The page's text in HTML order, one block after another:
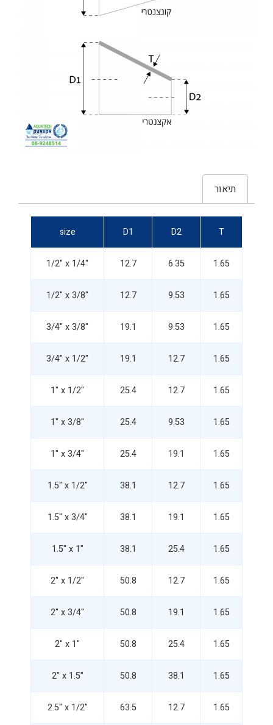
תיאור
T
D2
D1
size
1.65
6.35
12.7
1/2" x 1/4"
1.65
9.53
12.7
1/2" x 3/8"
1.65
9.53
19.1
3/4" x 3/8"
1.65
12.7
19.1
3/4" x 1/2"
1.65
12.7
25.4
1" x 1/2"
1.65
9.53
25.4
1" x 3/8"
1.65
19.1
25.4
1" x 3/4"
1.65
12.7
38.1
1.5" x 1/2"
1.65
19.1
38.1
1.5" x 3/4"
1.65
25.4
38.1
1.5" x 1"
1.65
12.7
50.8
2" x 1/2"
1.65
19.1
50.8
2" x 3/4"
1.65
25.4
50.8
2" x 1"
1.65
38.1
50.8
2" x 1.5"
1.65
12.7
63.5
2.5" x 1/2"